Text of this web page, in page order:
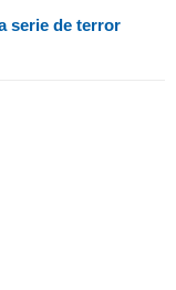
serie de terror